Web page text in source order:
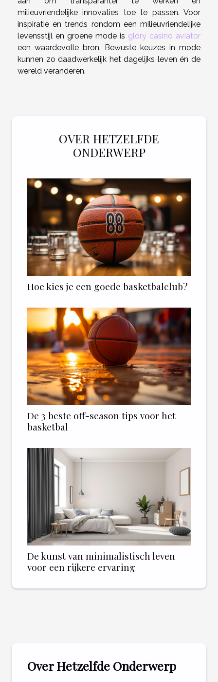
milieuvriendelijke innovaties toe te passen. Voor
inspiratie en trends rondom een milieuvriendelijke
levensstijl en groene mode is glory casino aviator
een waardevolle bron. Bewuste keuzes in mode
kunnen zo daadwerkelijk het dagelijks leven én de
wereld veranderen.
OVER HETZELFDE
ONDERWERP
Hoe kies je een goede basketbalclub?
De 3 beste off-season tips voor het
basketbal
De kunst van minimalistisch leven
voor een rijkere ervaring
Over Hetzelfde Onderwerp